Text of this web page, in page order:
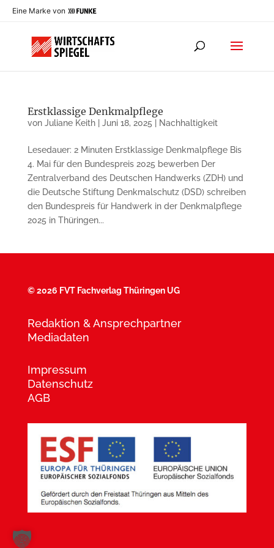
Eine Marke von
Erstklassige Denkmalpflege
von Juliane Keith| Juni 18, 2025 Nachhaltigkeit
Lesedauer: 2 Minuten Erstklassige Denkmalpflege Bis
4. Mai für den Bundespreis 2025 bewerben Der
Zentralverband des Deutschen Handwerks (ZDH) und
die Deutsche Stiftung Denkmalschutz (DSD) schreiben
den Bundespreis für Handwerk in der Denkmalpflege
2025 in Thüringen...
©2026 FVT Fachverlag Thüringen UG
Redaktion & Ansprechpartner
Mediadaten
Impressum
Datenschutz
AGB